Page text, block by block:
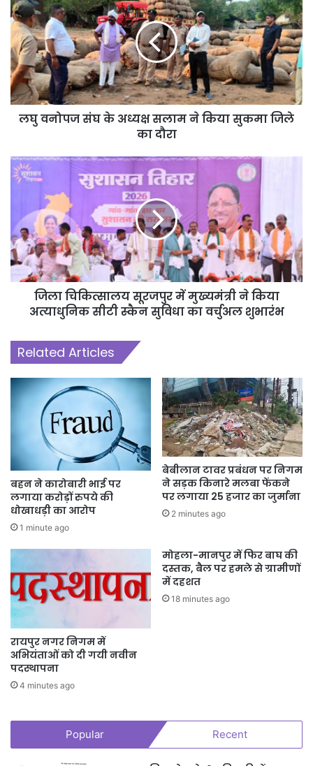
लघु वनोपज संघ के अध्यक्ष सलाम ने किया सुकमा जिले
का दौरा
जिला चिकित्सालय सूरजपुर में मुख्यमंत्री ने किया
अत्याधुनिक सीटी स्कैन सुविधा का वर्चुअल शुभारंभ
Related Articles
बहन ने कारोबारी भाई पर
लगाया करोड़ों रुपये की
धोखाधड़ी का आरोप
1 minute ago
बेबीलान टावर प्रबंधन पर निगम
ने सड़क किनारे मलबा फेंकने
पर लगाया 25 हजार का जुर्माना
2 minutes ago
रायपुर नगर निगम में
अभियंताओं को दी गयी नवीन
पदस्थापना
4 minutes ago
मोहला-मानपुर में फिर बाघ की
दस्तक, बैल पर हमले से ग्रामीणों
में दहशत
18 minutes ago
Popular Recent